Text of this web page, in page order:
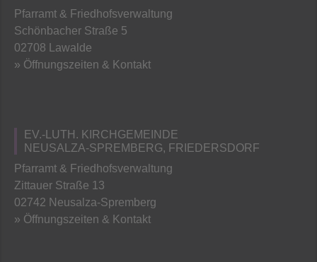
Pfarramt & Friedhofsverwaltung
Schönbacher Straße 5
02708 Lawalde
» Öffnungszeiten & Kontakt
EV.-LUTH. KIRCHGEMEINDE
NEUSALZA-SPREMBERG, FRIEDERSDORF
Pfarramt & Friedhofsverwaltung
Zittauer Straße 13
02742 Neusalza-Spremberg
» Öffnungszeiten & Kontakt